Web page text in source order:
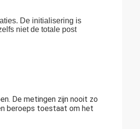
De initialisering is
niet de totale post
De metingen zijn nooit zo
beroeps toestaat om het